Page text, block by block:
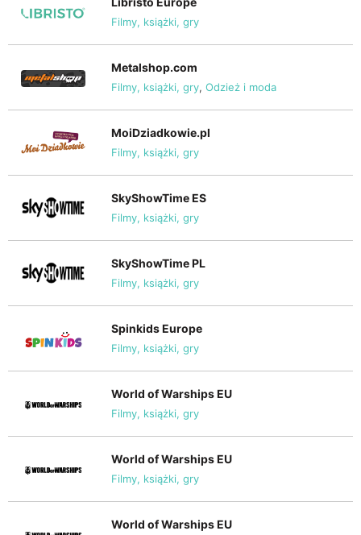
Filmy, książki, gry
Metalshop.com
Filmy, książki, gry, Odzież i moda
MoiDziadkowie.pl
Filmy, książki, gry
SkyShowTime ES
Filmy, książki, gry
SkyShowTime PL
Filmy, książki, gry
Spinkids Europe
Filmy, książki, gry
World of Warships EU
Filmy, książki, gry
World of Warships EU
Filmy, książki, gry
World of Warships EU